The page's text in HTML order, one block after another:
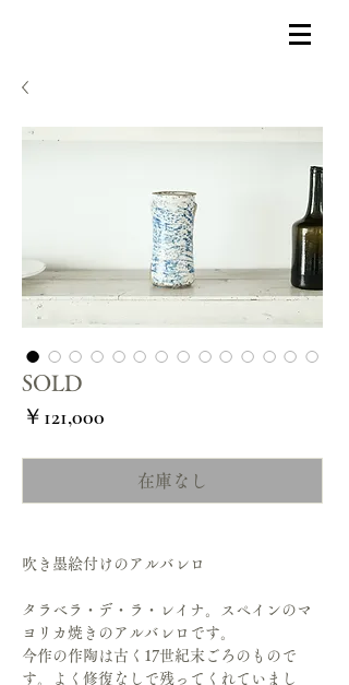
SOLD
￥121,000
在庫なし
吹き墨絵付けのアルバレロ
タラベラ・デ・ラ・レイナ。スペインのマ
ヨリカ焼きのアルバレロです。
今作の作陶は古く17世紀末ごろのもので
す。よく修復なしで残ってくれていまし